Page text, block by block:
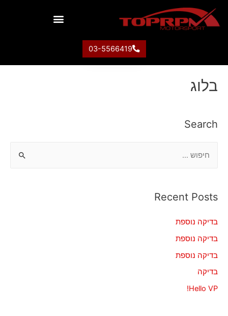
03-5566419
בלוג
Search
Recent Posts
בדיקה נוספת
בדיקה נוספת
בדיקה נוספת
בדיקה
Hello VP!